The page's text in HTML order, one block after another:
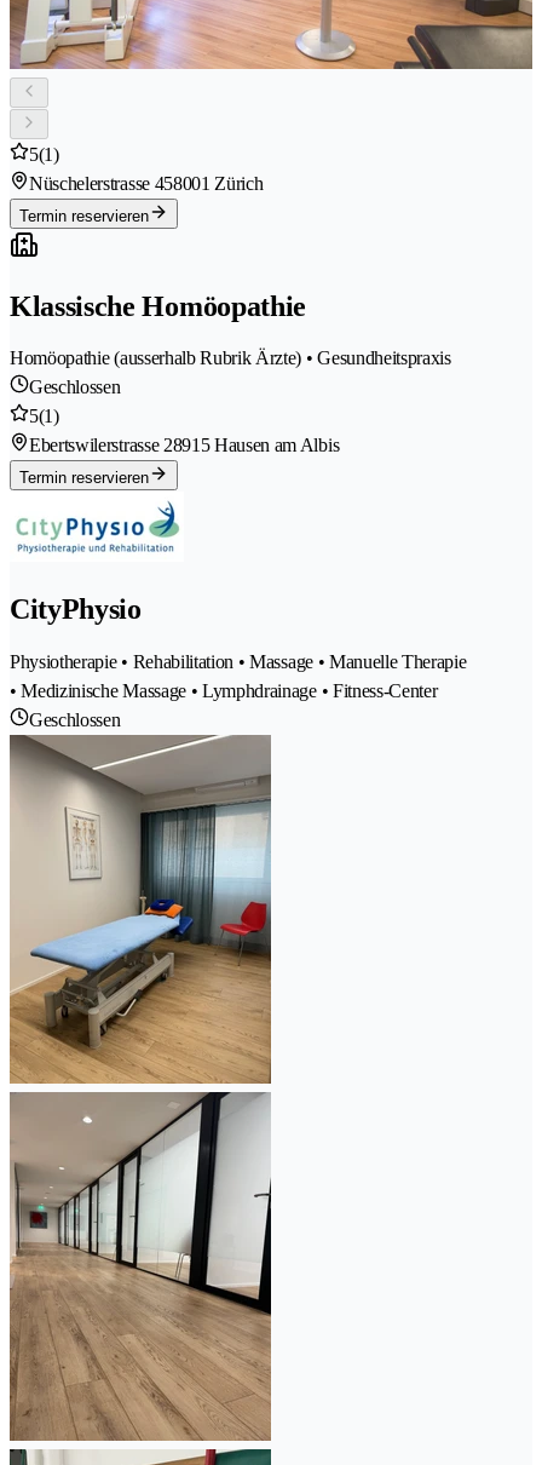
5(1)
Nüschelerstrasse 458001 Zürich
Termin reservieren
Klassische Homöopathie
Homöopathie (ausserhalb Rubrik Ärzte) • Gesundheitspraxis
Geschlossen
5(1)
Ebertswilerstrasse 28915 Hausen am Albis
Termin reservieren
CityPhysio
Physiotherapie • Rehabilitation • Massage • Manuelle Therapie
• Medizinische Massage • Lymphdrainage • Fitness-Center
Geschlossen